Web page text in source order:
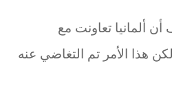
ألمانيا تعاونت مع
هذا الأمر تم التغاضي عنه